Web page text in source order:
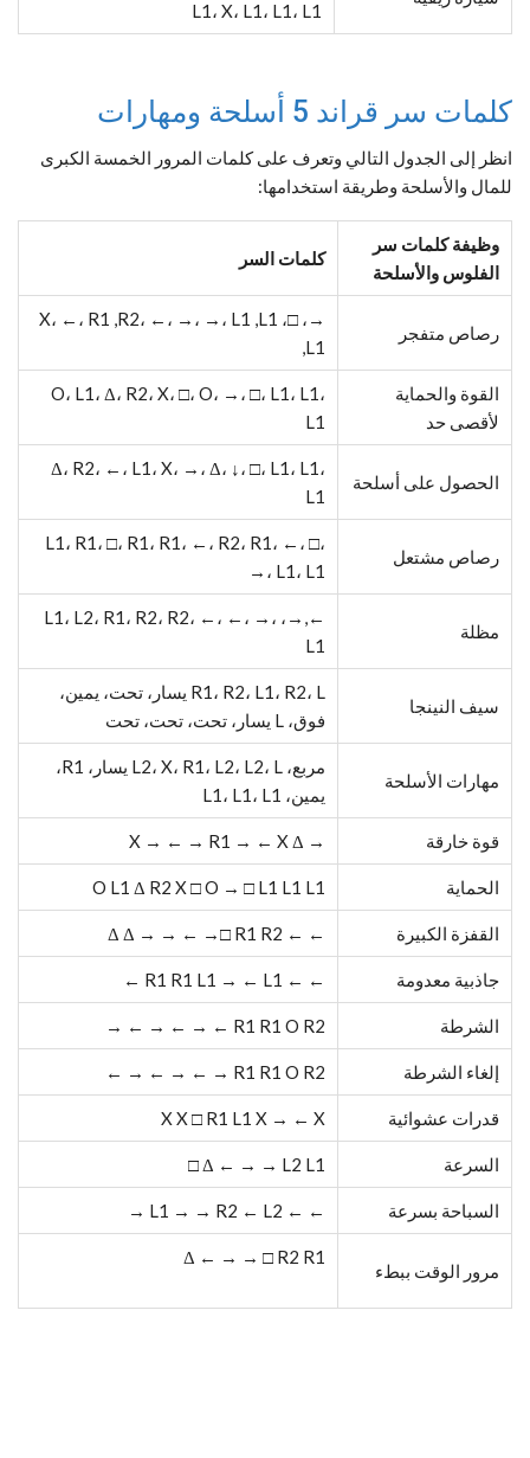
L1، X، L1، L1، L1
كلمات سر قراند 5 أسلحة ومهارات
انظر إلى الجدول التالي وتعرف على كلمات المرور الخمسة الكبرى
للمال والأسلحة وطريقة استخدامها:
وظيفة كلمات سر
الفلوس والأسلحة
كلمات السر
رصاص متفجر
→، □، X، ←، R1 ,R2، ←، →، →، L1 ,L1
,L1
القوة والحماية
لأقصى حد
O، L1، Δ، R2، X، □، O، →، □، L1، L1،
L1
الحصول على أسلحة
Δ، R2، ←، L1، X، →، Δ، ↓، □، L1، L1،
L1
رصاص مشتعل
L1، R1، □، R1، R1، ←، R2، R1، ←، □،
→، L1، L1
مظلة
←,→، L1، L2، R1، R2، R2، ←، ←، →،
L1
سيف النينجا
R1، R2، L1، R2، L يسار، تحت، يمين،
فوق، L يسار، تحت، تحت، تحت
مهارات الأسلحة
مربع، L2، X، R1، L2، L2، L يسار، R1،
يمين، L1، L1، L1
قوة خارقة → X → ← → R1 → ← X Δ
الحماية O L1 Δ R2 X □ O → □ L1 L1 L1
القفزة الكبيرة ← ← Δ Δ → → ← →□ R1 R2
جاذبية معدومة ← ← R1 R1 L1 → ← L1 ←
الشرطة R1 R1 O R2 ← → ← → ← →
إلغاء الشرطة R1 R1 O R2 → ← → ← → ←
قدرات عشوائية X X □ R1 L1 X → ← X
السرعة Δ ← → → L2 L1 □
السباحة بسرعة ← ← L1 → → R2 ← L2 →
مرور الوقت ببطء
Δ ← → → □ R2 R1